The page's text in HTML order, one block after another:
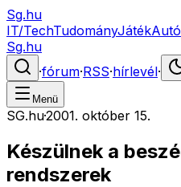
Sg.hu
IT/TechTudományJátékAutó
Sg.hu
·fórum·RSS·hírlevél·
Menü
SG.hu·2001. október 15.
Készülnek a
rendszerek